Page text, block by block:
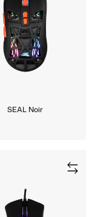
SEAL Noir